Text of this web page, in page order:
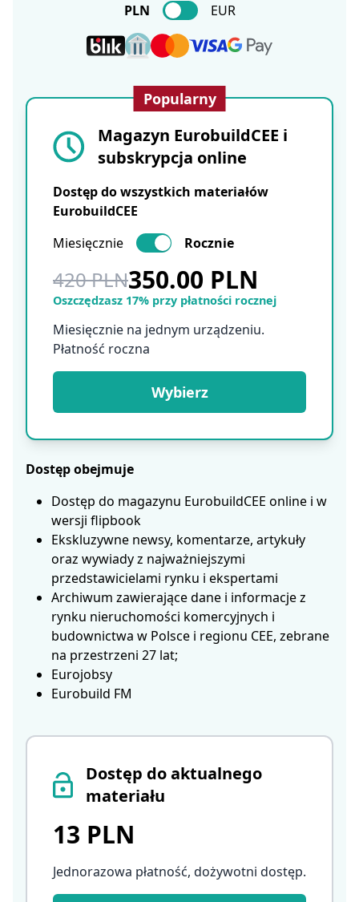
PLN EUR
Dostęp do aktualnego
materiału
13 PLN
Jednorazowa płatność, dożywotni dostęp.
Popularny
Magazyn EurobuildCEE i
subskrypcja online
Dostęp do wszystkich materiałów
EurobuildCEE
Miesięcznie
Rocznie
420 PLN350.00 PLN
Oszczędzasz 17% przy płatności rocznej
Miesięcznie na jednym urządzeniu.
Płatność roczna
Wybierz
Dostęp obejmuje
Dostęp do magazynu EurobuildCEE online i w
wersji flipbook
Ekskluzywne newsy, komentarze, artykuły
oraz wywiady z najważniejszymi
przedstawicielami rynku i ekspertami
Archiwum zawierające dane i informacje z
rynku nieruchomości komercyjnych i
budownictwa w Polsce i regionu CEE, zebrane
na przestrzeni 27 lat;
Eurojobsy
Eurobuild FM